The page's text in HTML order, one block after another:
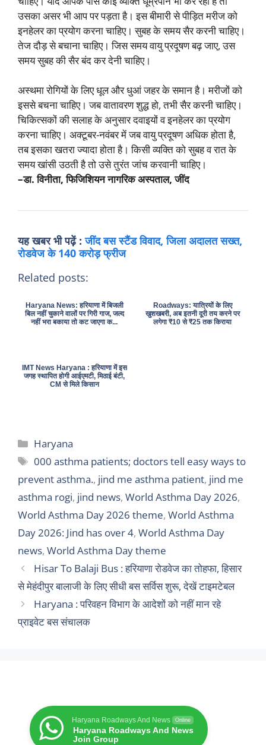
उसका असर भी आप पर पड़ता है। इस बीमारी से पीड़ित मरीज को
इनहेलर का प्रयोग करना चाहिए। सुबह के समय सैर करनी चाहिए।
तेज दौड़ से बचाना चाहिए। जिस समय वायु प्रदूषण बढ़ जाए, उस
समय सुबह की सैर बंद कर देनी चाहिए।
अस्थमा रोगियों के लिए धूल और धुआं जहर के समान है। मरीजों को
इससे बचना चाहिए। जब वातावरण शुद्ध हो, तभी सैर करनी चाहिए।
चिकित्सकों की सलाह के अनुसार दवाइयों व इनहेलर का प्रयोग
करना चाहिए। अक्टूबर-नवंबर में जब वायु प्रदूषण अधिक होता है,
तब इसका खतरा ज्यादा होता है। किसी व्यक्ति को सुबह व रात के
समय खांसी उठती है तो उसे तुरंत जांच करवानी चाहिए।
–डा. विनीता, फिजिशियन नागरिक अस्पताल, जींद
यह खबर भी पढ़ें :जींद बस स्टैंड विवाद, जिला अदालत सख्त,
रोडवेज के 140 करोड़ फ्रीज
Related posts:
Haryana News: हरियाणा में बिजली
बिल नहीं चुकाने वालों पर गिरी गाज, जल्द
नहीं भरा बकाया तो कट जाएगा क...
Roadways: यात्रियों के लिए
खुशखबरी, अब इतनी दूरी तय करने पर
लगेगा ₹10 से ₹25 तक किराया
IMT News Haryana : हरियाणा में इस
जगह स्थापित होगी आईएमटी, मिठाई बंटी,
CM से मिले किसान
Categories
Haryana
Tags
000 asthma patients; doctors tell easy ways to
prevent asthma., jind me asthma patient, jind me
asthma rogi, jind news, World Asthma Day 2026,
World Asthma Day 2026 theme, World Asthma
Day 2026: Jind has over 4, World Asthma Day
news, World Asthma Day theme
Hisar To Balaji Bus : हरियाणा रोडवेज का तोहफा, हिसार
से मेहंदीपुर बालाजी के लिए सीधी बस सर्विस शुरू, देखें टाइमटेबल
Haryana : परिवहन विभाग के आदेशों को नहीं मान रहे
प्राइवेट बस संचालक
Haryana Roadways And News Online
Haryana Roadways And News
Join Group